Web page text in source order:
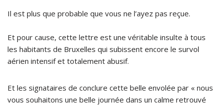
Il est plus que probable que vous ne l’ayez pas reçue.
Et pour cause, cette lettre est une véritable insulte à tous
les habitants de Bruxelles qui subissent encore le survol
aérien intensif et totalement abusif.
Et les signataires de conclure cette belle envolée par « nous
vous souhaitons une belle journée dans un calme retrouvé